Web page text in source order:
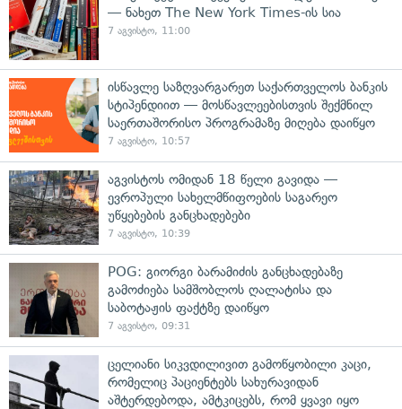
— ნახეთ The New York Times-ის სია
7 აგვისტო, 11:00
ისწავლე საზღვარგარეთ საქართველოს ბანკის
სტიპენდიით — მოსწავლეებისთვის შექმნილ
საერთაშორისო პროგრამაზე მიღება დაიწყო
7 აგვისტო, 10:57
აგვისტოს ომიდან 18 წელი გავიდა —
ევროპული სახელმწიფოების საგარეო
უწყებების განცხადებები
7 აგვისტო, 10:39
POG: გიორგი ბარამიძის განცხადებაზე
გამოძიება სამშობლოს ღალატისა და
საბოტაჟის ფაქტზე დაიწყო
7 აგვისტო, 09:31
ცელიანი სიკვდილივით გამოწყობილი კაცი,
რომელიც პაციენტებს სახურავიდან
აშტერდებოდა, ამტკიცებს, რომ ყვავი იყო